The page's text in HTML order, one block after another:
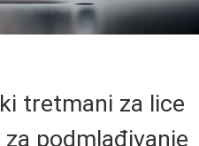
tretmani za lice
podmlađivanje